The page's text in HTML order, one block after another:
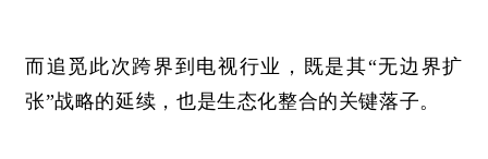
而追觅此次跨界到电视行业，既是其“无边界扩
张”战略的延续，也是生态化整合的关键落子。